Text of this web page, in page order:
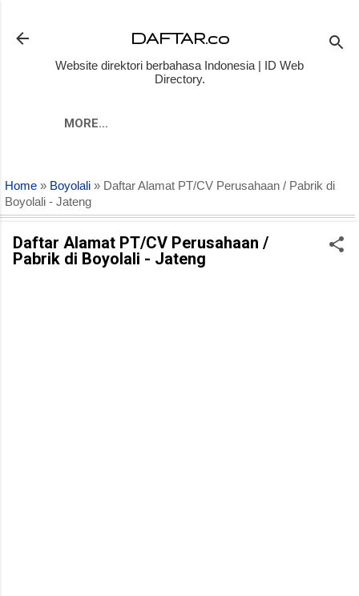
DAFTAR.co
Website direktori berbahasa Indonesia | ID Web
Directory.
MORE…
Home » Boyolali » Daftar Alamat PT/CV Perusahaan / Pabrik di
Boyolali - Jateng
Daftar Alamat PT/CV Perusahaan /
Pabrik di Boyolali - Jateng